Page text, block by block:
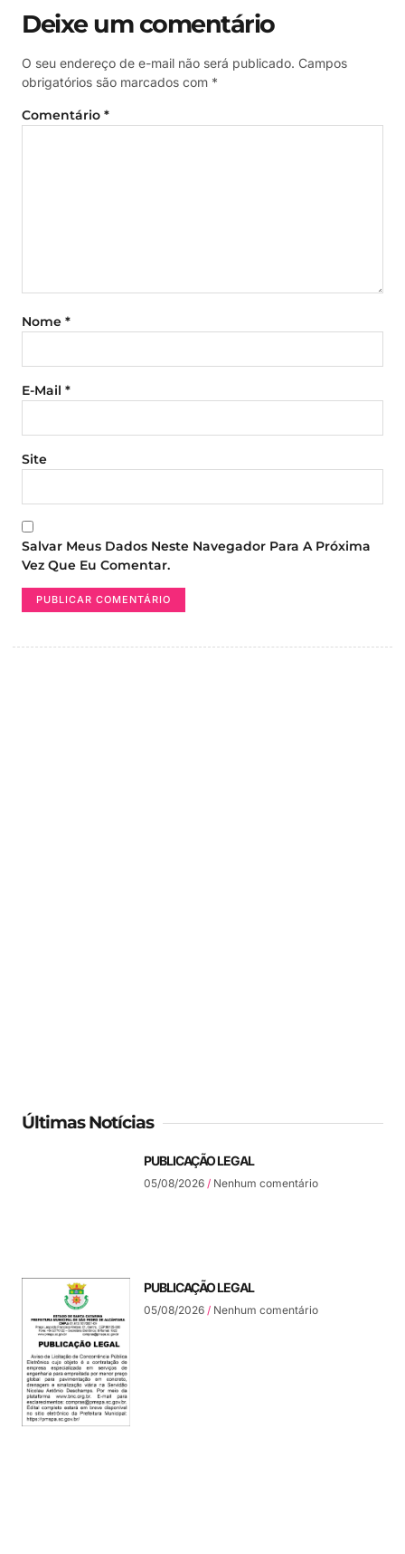
Deixe um comentário
O seu endereço de e-mail não será publicado. Campos
obrigatórios são marcados com *
Comentário *
Nome *
E-Mail *
Site
Salvar Meus Dados Neste Navegador Para A Próxima
Vez Que Eu Comentar.
Últimas Notícias
PUBLICAÇÃO LEGAL
05/08/2026 Nenhum comentário
PUBLICAÇÃO LEGAL
05/08/2026 Nenhum comentário